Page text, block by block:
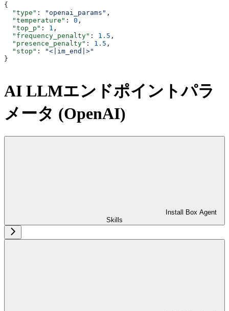
{
  "type"
: "openai_params" ,
  "temperature"
: 0 ,
  "top_p"
: 1 ,
  "frequency_penalty"
: 1.5 ,
  "presence_penalty"
: 1.5 ,
  "stop"
:
"<|im_end|>"
}
AI LLMエンドポイントパラ
メータ (OpenAI)
Install Box Agent
Skills